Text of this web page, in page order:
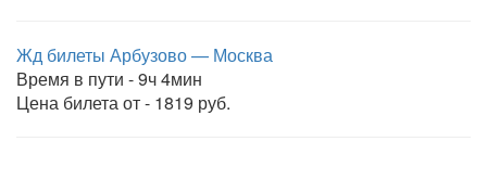
Жд билеты Арбузово — Москва
Время в пути - 9ч 4мин
Цена билета от - 1819 руб.